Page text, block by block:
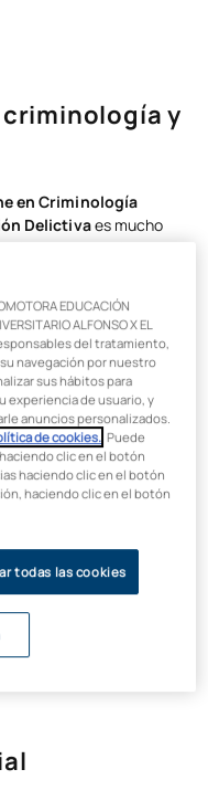
y
en Criminología
Delictivaes mucho
Con un plan de
para
aprenderás de
en activo de
realidad del sector
conocimientos;
para dirigir
y tomar
alianza global de
titulaciones de
y con una alta
EDUCACIÓN
ALFONSO X EL
del tratamiento,
navegación por nuestro
sus hábitos para
experiencia de usuario, y
anuncios personalizados.
de cookies. . Puede
clic en el botón
haciendo clic en el botón
haciendo clic en el botón
todas las cookies